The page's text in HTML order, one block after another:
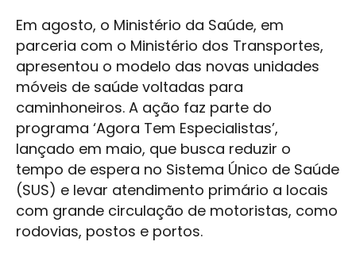
Em agosto, o Ministério da Saúde, em
parceria com o Ministério dos Transportes,
apresentou o modelo das novas unidades
móveis de saúde voltadas para
caminhoneiros. A ação faz parte do
programa ‘Agora Tem Especialistas’,
lançado em maio, que busca reduzir o
tempo de espera no Sistema Único de Saúde
(SUS) e levar atendimento primário a locais
com grande circulação de motoristas, como
rodovias, postos e portos.